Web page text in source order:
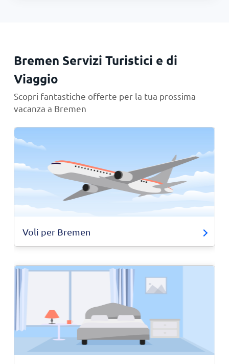
Bremen Servizi Turistici e di
Viaggio
Scopri fantastiche offerte per la tua prossima
vacanza a Bremen
Voli per Bremen